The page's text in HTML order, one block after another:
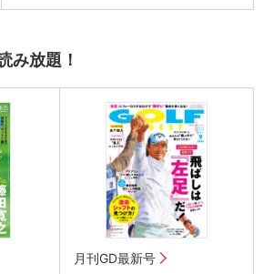
み放題！
月刊GD最新号